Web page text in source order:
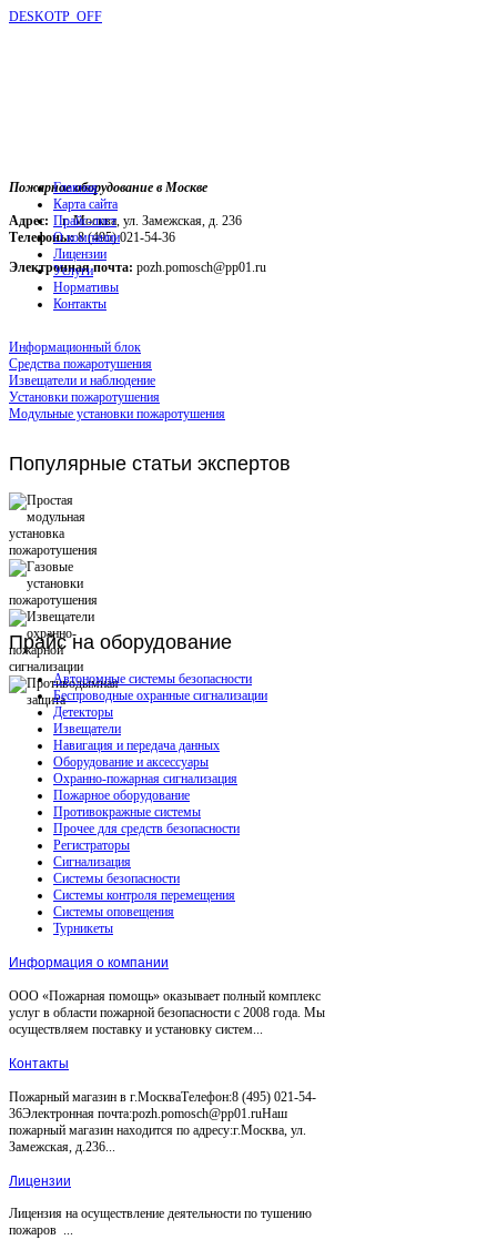
DESKOTP_OFF
Пожарное оборудование в Москве
Адрес: г. Москва, ул. Замежская, д. 236
Телефоны:8 (495) 021-54-36
Электронная почта: pozh.pomosch@pp01.ru
Главная
Карта сайта
Прайс-лист
О компании
Лицензии
Услуги
Нормативы
Контакты
Информационный блок
Средства пожаротушения
Извещатели и наблюдение
Установки пожаротушения
Модульные установки пожаротушения
Популярные статьи экспертов
Прайсна оборудование
Автономные системы безопасности
Беспроводные охранные сигнализации
Детекторы
Извещатели
Навигация и передача данных
Оборудование и аксессуары
Охранно-пожарная сигнализация
Пожарное оборудование
Противокражные системы
Прочее для средств безопасности
Регистраторы
Сигнализация
Системы безопасности
Системы контроля перемещения
Системы оповещения
Турникеты
Информация о компании
ООО «Пожарная помощь» оказывает полный комплекс
услуг в области пожарной безопасности с 2008 года. Мы
осуществляем поставку и установку систем...
Контакты
Пожарный магазин в г.МоскваТелефон:8 (495) 021-54-
36Электронная почта:pozh.pomosch@pp01.ruНаш
пожарный магазин находится по адресу:г.Москва, ул.
Замежская, д.236...
Лицензии
Лицензия на осуществление деятельности по тушению
пожаров ...